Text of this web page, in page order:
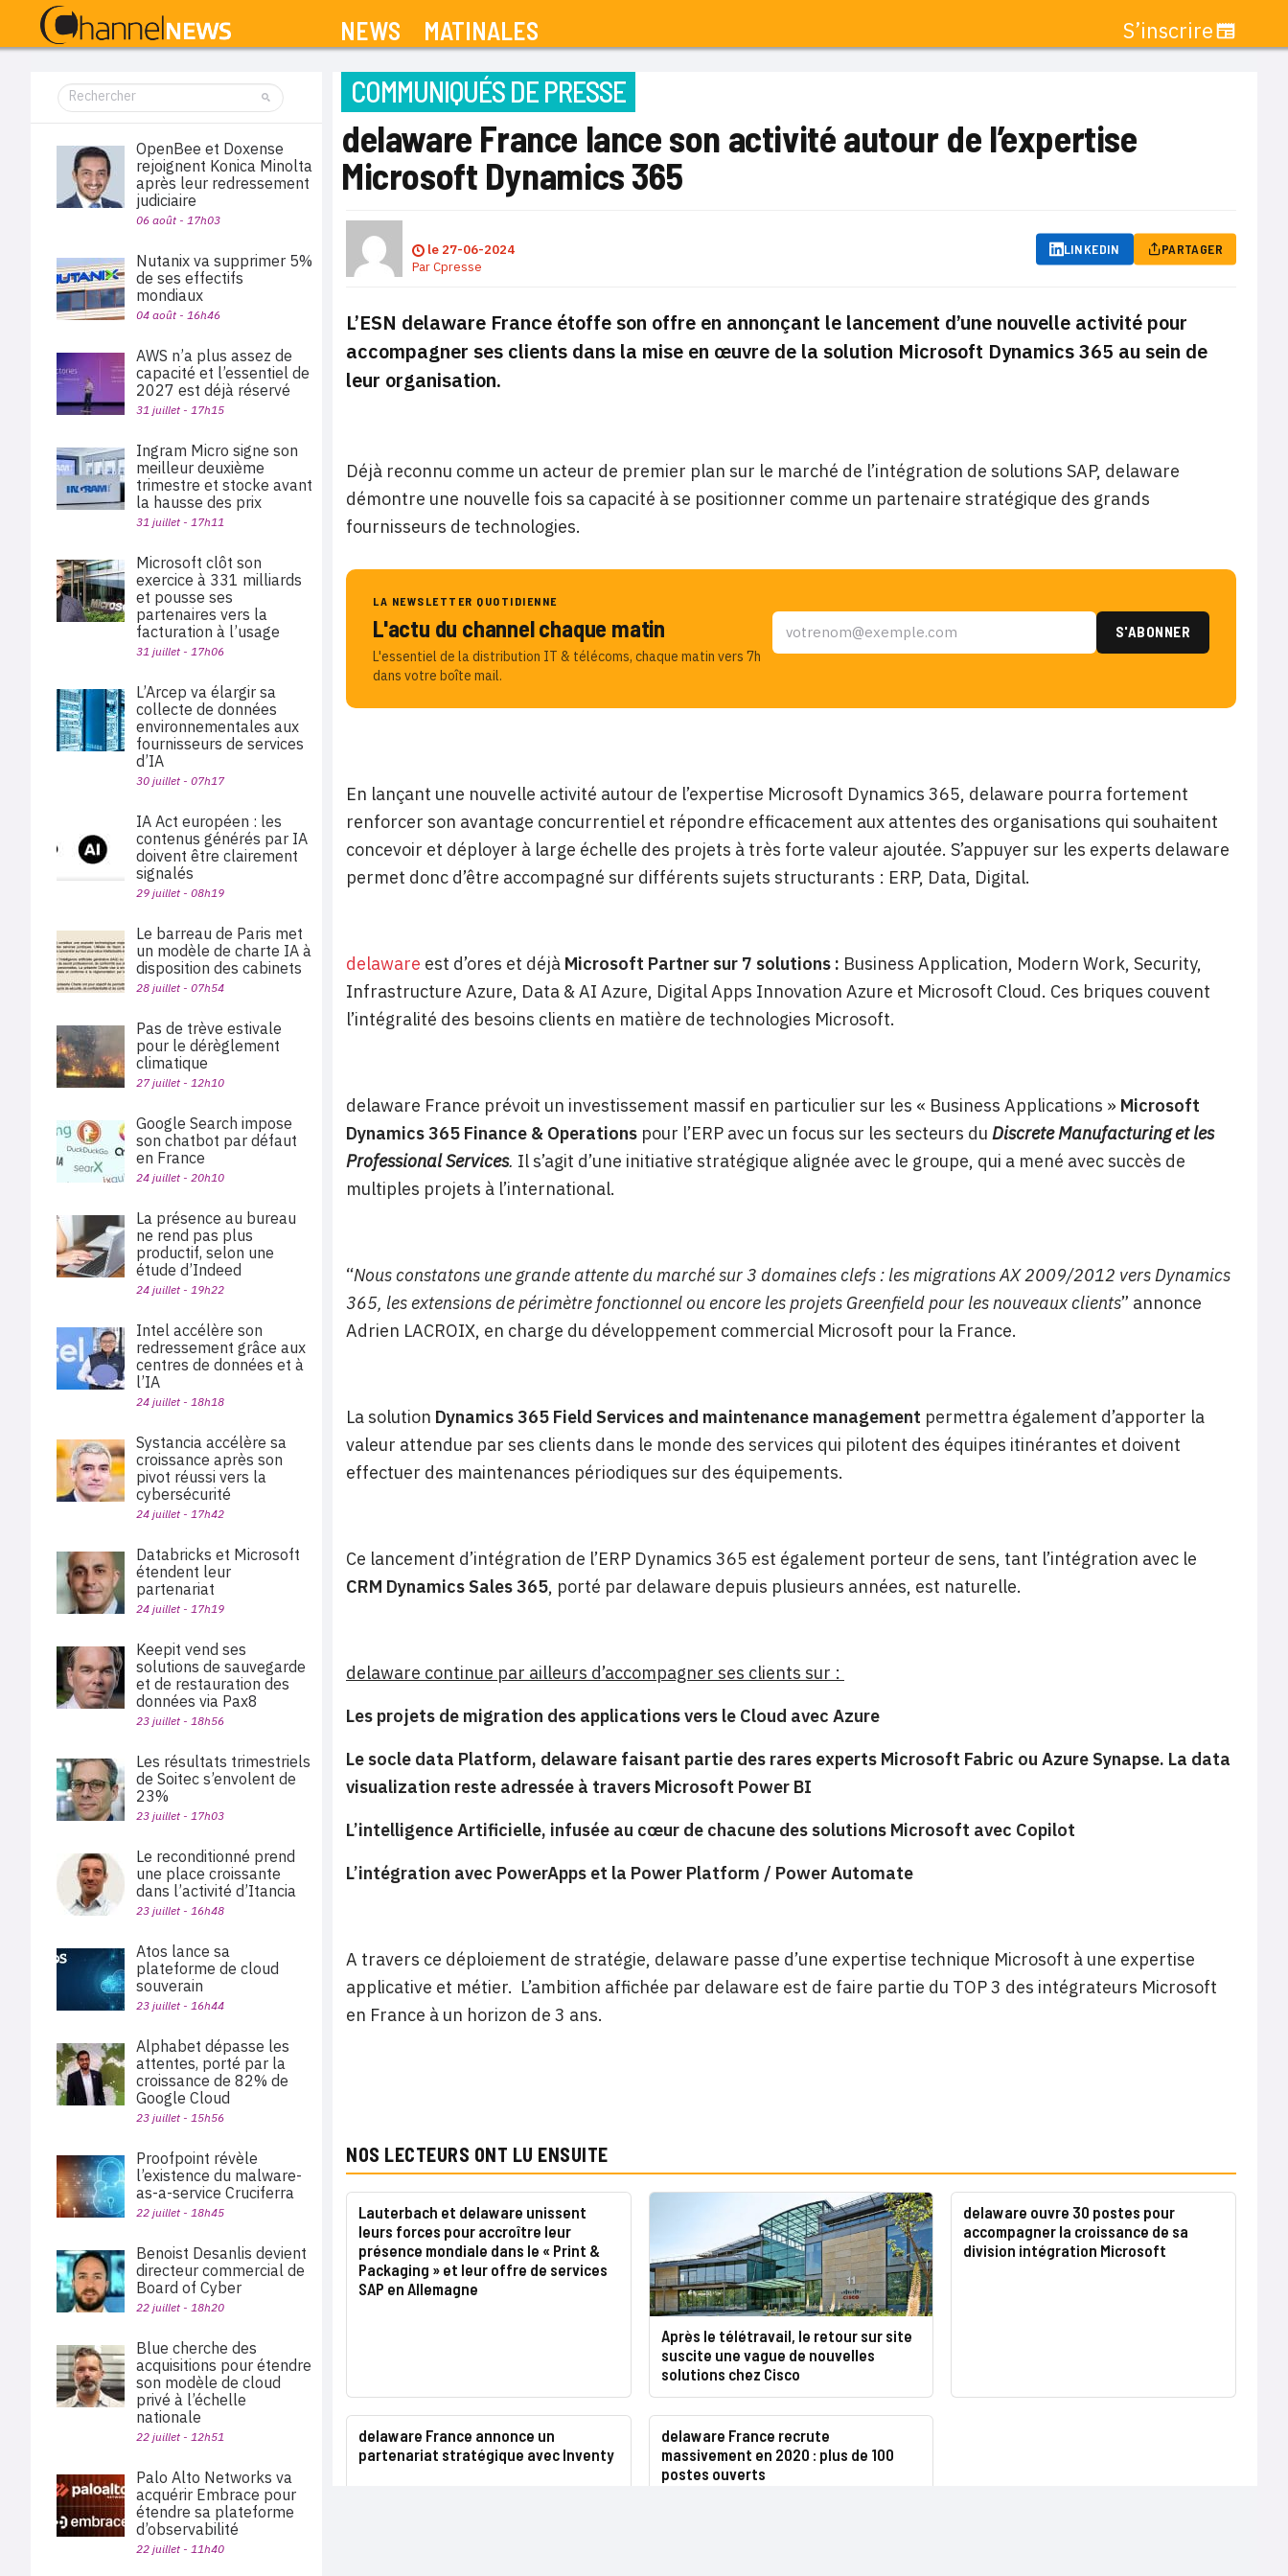
NEWS MATINALES S’inscrire
COMMUNIQUÉS DE PRESSE
delaware France lance son activité autour de l’expertise
Microsoft Dynamics 365
le 27-06-2024
ParCpresse
LINKEDIN PARTAGER
L’ESN delaware France étoffe son offre en annonçant le lancement d’une nouvelle activité pour
accompagner ses clients dans la mise en œuvre de la solution Microsoft Dynamics 365 au sein de
leur organisation.
Déjà reconnu comme un acteur de premier plan sur le marché de l’intégration de solutions SAP, delaware
démontre une nouvelle fois sa capacité à se positionner comme un partenaire stratégique des grands
fournisseurs de technologies.
LA NEWSLETTER QUOTIDIENNE
L'actu du channel chaque matin
L'essentiel de la distribution IT & télécoms, chaque matin vers 7h
dans votre boîte mail.
En lançant une nouvelle activité autour de l’expertise Microsoft Dynamics 365, delaware pourra fortement
renforcer son avantage concurrentiel et répondre efficacement aux attentes des organisations qui souhaitent
concevoir et déployer à large échelle des projets à très forte valeur ajoutée. S’appuyer sur les experts delaware
permet donc d’être accompagné sur différents sujets structurants : ERP, Data, Digital.
delaware est d’ores et déjà Microsoft Partner sur 7 solutions : Business Application, Modern Work, Security,
Infrastructure Azure, Data & AI Azure, Digital Apps Innovation Azure et Microsoft Cloud. Ces briques couvent
l’intégralité des besoins clients en matière de technologies Microsoft.
delaware France prévoit un investissement massif en particulier sur les « Business Applications » Microsoft
Dynamics 365 Finance & Operations pour l’ERP avec un focus sur les secteurs du Discrete Manufacturing et les
Professional Services. Il s’agit d’une initiative stratégique alignée avec le groupe, qui a mené avec succès de
multiples projets à l’international.
“Nous constatons une grande attente du marché sur 3 domaines clefs : les migrations AX 2009/2012 vers Dynamics
365, les extensions de périmètre fonctionnel ou encore les projets Greenfield pour les nouveaux clients” annonce
Adrien LACROIX, en charge du développement commercial Microsoft pour la France.
La solution Dynamics 365 Field Services and maintenance management permettra également d’apporter la
valeur attendue par ses clients dans le monde des services qui pilotent des équipes itinérantes et doivent
effectuer des maintenances périodiques sur des équipements.
Ce lancement d’intégration de l’ERP Dynamics 365 est également porteur de sens, tant l’intégration avec le
CRM Dynamics Sales 365, porté par delaware depuis plusieurs années, est naturelle.
delaware continue par ailleurs d’accompagner ses clients sur :
Les projets de migration des applications vers le Cloud avec Azure
Le socle data Platform, delaware faisant partie des rares experts Microsoft Fabric ou Azure Synapse. La data
visualization reste adressée à travers Microsoft Power BI
L’intelligence Artificielle, infusée au cœur de chacune des solutions Microsoft avec Copilot
L’intégration avec PowerApps et la Power Platform / Power Automate
A travers ce déploiement de stratégie, delaware passe d’une expertise technique Microsoft à une expertise
applicative et métier. L’ambition affichée par delaware est de faire partie du TOP 3 des intégrateurs Microsoft
en France à un horizon de 3 ans.
NOS LECTEURS ONT LU ENSUITE
Lauterbach et delaware unissent
leurs forces pour accroître leur
présence mondiale dans le « Print &
Packaging » et leur offre de services
SAP en Allemagne
Après le télétravail, le retour sur site
suscite une vague de nouvelles
solutions chez Cisco
delaware ouvre 30 postes pour
accompagner la croissance de sa
division intégration Microsoft
delaware France annonce un
partenariat stratégique avec Inventy
delaware France recrute
massivement en 2020 : plus de 100
postes ouverts
OpenBee et Doxense
rejoignent Konica Minolta
après leur redressement
judiciaire
06 août - 17h03
Nutanix va supprimer 5%
de ses effectifs
mondiaux
04 août - 16h46
AWS n’a plus assez de
capacité et l’essentiel de
2027 est déjà réservé
31 juillet - 17h15
Ingram Micro signe son
meilleur deuxième
trimestre et stocke avant
la hausse des prix
31 juillet - 17h11
Microsoft clôt son
exercice à 331 milliards
et pousse ses
partenaires vers la
facturation à l’usage
31 juillet - 17h06
L’Arcep va élargir sa
collecte de données
environnementales aux
fournisseurs de services
d’IA
30 juillet - 07h17
IA Act européen : les
contenus générés par IA
doivent être clairement
signalés
29 juillet - 08h19
Le barreau de Paris met
un modèle de charte IA à
disposition des cabinets
28 juillet - 07h54
Pas de trève estivale
pour le dérèglement
climatique
27 juillet - 12h10
Google Search impose
son chatbot par défaut
en France
24 juillet - 20h10
La présence au bureau
ne rend pas plus
productif, selon une
étude d’Indeed
24 juillet - 19h22
Intel accélère son
redressement grâce aux
centres de données et à
l’IA
24 juillet - 18h18
Systancia accélère sa
croissance après son
pivot réussi vers la
cybersécurité
24 juillet - 17h42
Databricks et Microsoft
étendent leur
partenariat
24 juillet - 17h19
Keepit vend ses
solutions de sauvegarde
et de restauration des
données via Pax8
23 juillet - 18h56
Les résultats trimestriels
de Soitec s’envolent de
23%
23 juillet - 17h03
Le reconditionné prend
une place croissante
dans l’activité d’Itancia
23 juillet - 16h48
Atos lance sa
plateforme de cloud
souverain
23 juillet - 16h44
Alphabet dépasse les
attentes, porté par la
croissance de 82% de
Google Cloud
23 juillet - 15h56
Proofpoint révèle
l’existence du malware-
as-a-service Cruciferra
22 juillet - 18h45
Benoist Desanlis devient
directeur commercial de
Board of Cyber
22 juillet - 18h20
Blue cherche des
acquisitions pour étendre
son modèle de cloud
privé à l’échelle
nationale
22 juillet - 12h51
Palo Alto Networks va
acquérir Embrace pour
étendre sa plateforme
d’observabilité
22 juillet - 11h40